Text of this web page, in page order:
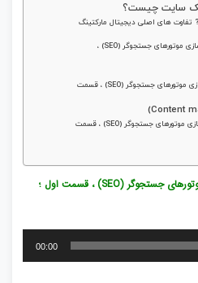
یک سایت چیست؟
تفاوت های اصلی دیجیتال مارکتینگ
پادکست نکاتی درمورد بهینه سازی موتورهای جستجوگر (SEO) ،
پادکست نکاتی درمورد بهینه سازی موتورهای جستجوگر (SEO) ، قسمت
پادکست نکاتی درمورد بهینه سازی موتورهای جستجوگر (SEO) ، قسمت
پادکست نکاتی درمورد بهینه سازی موتورهای جستجوگر (SEO) ، قسمت اول ؛
00:00